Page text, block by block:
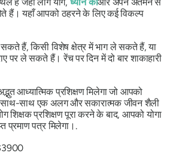
हैं। यहाँ आपको ठहरने के लिए कई विकल्प
हैं, किसी विशेष क्षेत्र में भाग ले सकते हैं, या
पर ले सकते हैं। रेंच पर दिन में दो बार शाकाहारी
आध्यात्मिक प्रशिक्षण मिलेगा जो आपको
साथ-साथ एक अलग और सकारात्मक जीवन शैली
शिक्षक प्रशिक्षण पूरा करने के बाद, आपको योगा
प्रमाण पत्र मिलेगा।.